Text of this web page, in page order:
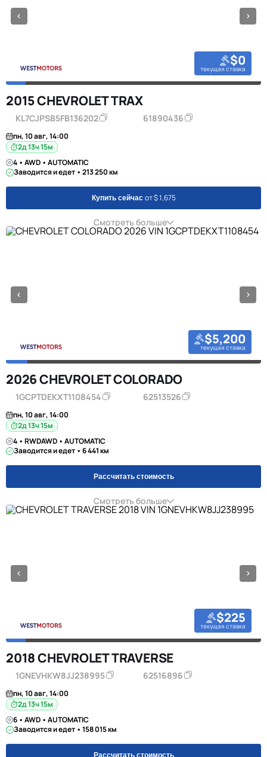
$0
текущая ставка
2015 CHEVROLET TRAX
KL7CJPSB5FB136202 61890436
пн, 10 авг, 14:00
2д 13ч 15м
4 • AWD • AUTOMATIC
Заводится и едет • 213 250 км
Купить сейчас от $ 1,675
Смотреть больше
$5,200
текущая ставка
2026 CHEVROLET COLORADO
1GCPTDEKXT1108454 62513526
пн, 10 авг, 14:00
2д 13ч 15м
4 • RWDAWD • AUTOMATIC
Заводится и едет • 6 441 км
Рассчитать стоимость
Смотреть больше
$225
текущая ставка
2018 CHEVROLET TRAVERSE
1GNEVHKW8JJ238995 62516896
пн, 10 авг, 14:00
2д 13ч 15м
6 • AWD • AUTOMATIC
Заводится и едет • 158 015 км
Рассчитать стоимость